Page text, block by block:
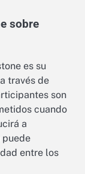
sobre
es su
través de
son
cuando
a
puede
entre los